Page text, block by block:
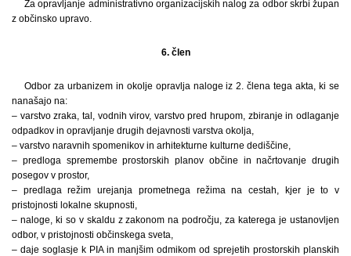
Za opravljanje administrativno organizacijskih nalog za odbor skrbi župan
z občinsko upravo.
6. člen
Odbor za urbanizem in okolje opravlja naloge iz 2. člena tega akta, ki se
nanašajo na:
– varstvo zraka, tal, vodnih virov, varstvo pred hrupom, zbiranje in odlaganje
odpadkov in opravljanje drugih dejavnosti varstva okolja,
– varstvo naravnih spomenikov in arhitekturne kulturne dediščine,
– predloga spremembe prostorskih planov občine in načrtovanje drugih
posegov v prostor,
– predlaga režim urejanja prometnega režima na cestah, kjer je to v
pristojnosti lokalne skupnosti,
– naloge, ki so v skaldu z zakonom na področju, za katerega je ustanovljen
odbor, v pristojnosti občinskega sveta,
– daje soglasje k PIA in manjšim odmikom od sprejetih prostorskih planskih